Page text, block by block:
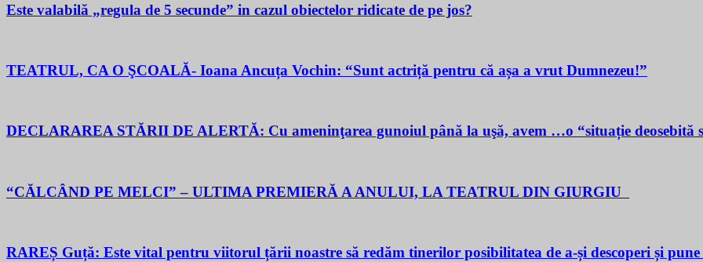
Este valabilă „regula de 5 secunde” in cazul obiectelor ridicate de pe jos?
TEATRUL, CA O ŞCOALĂ- Ioana Ancuța Vochin: “Sunt actriță pentru că așa a vrut Dumnezeu!”
DECLARAREA STĂRII DE ALERTĂ: Cu ameninţarea gunoiul până la uşă, avem …o “situație deosebită
“CĂLCÂND PE MELCI” – ULTIMA PREMIERĂ A ANULUI, LA TEATRUL DIN GIURGIU
RAREȘ Guță: Este vital pentru viitorul țării noastre să redăm tinerilor posibilitatea de a-și descoperi și